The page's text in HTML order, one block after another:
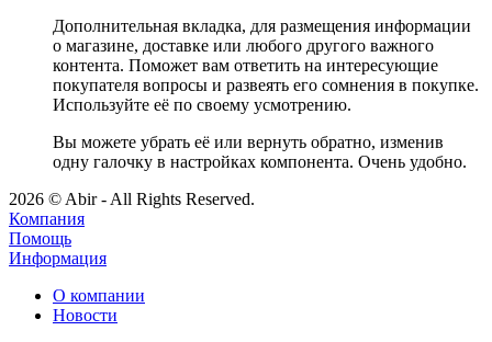
Дополнительная вкладка, для размещения информации
о магазине, доставке или любого другого важного
контента. Поможет вам ответить на интересующие
покупателя вопросы и развеять его сомнения в покупке.
Используйте её по своему усмотрению.
Вы можете убрать её или вернуть обратно, изменив
одну галочку в настройках компонента. Очень удобно.
2026 © Abir - All Rights Reserved.
Компания
Помощь
Информация
О компании
Новости